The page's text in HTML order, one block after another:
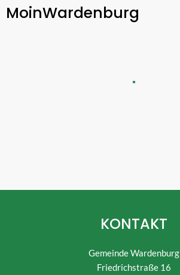
MoinWardenburg
KONTAKT
Gemeinde Wardenburg
Friedrichstraße 16